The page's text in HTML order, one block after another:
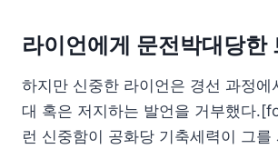
라이언에게 문전박대당한
하지만 신중한 라이언은 경선 과정에
대 혹은 저지하는 발언을 거부했다
런 신중함이 공화당 기축세력이 그를